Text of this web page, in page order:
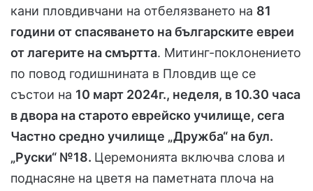
кани пловдивчани на отбелязването на 81
години от спасяването на българските евреи
от лагерите на смъртта. Митинг-поклонението
по повод годишнината в Пловдив ще се
състои на 10 март 2024г., неделя, в 10.30 часа
в двора на старото еврейско училище, сега
Частно средно училище „Дружба“ на бул.
„Руски“ №18. Церемонията включва слова и
поднасяне на цветя на паметната плоча на